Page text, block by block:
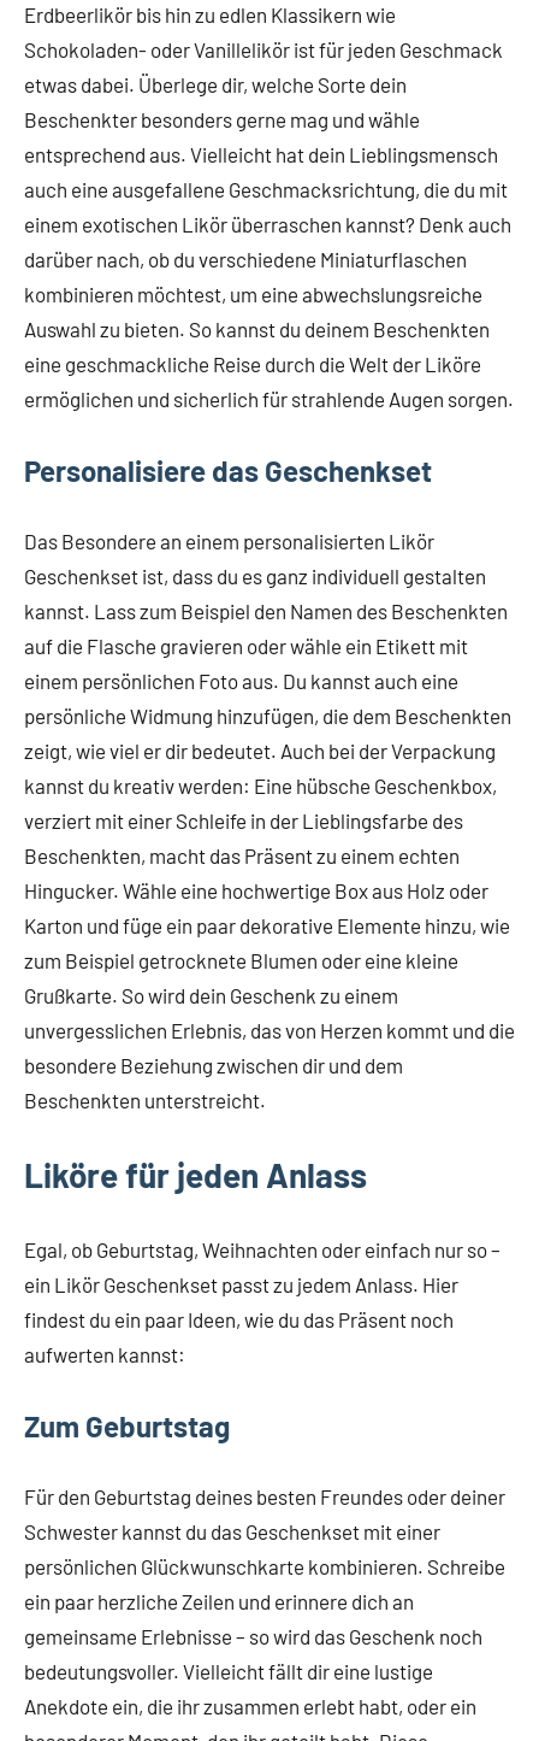
Erdbeerlikör bis hin zu edlen Klassikern wie
Schokoladen- oder Vanillelikör ist für jeden Geschmack
etwas dabei. Überlege dir, welche Sorte dein
Beschenkter besonders gerne mag und wähle
entsprechend aus. Vielleicht hat dein Lieblingsmensch
auch eine ausgefallene Geschmacksrichtung, die du mit
einem exotischen Likör überraschen kannst? Denk auch
darüber nach, ob du verschiedene Miniaturflaschen
kombinieren möchtest, um eine abwechslungsreiche
Auswahl zu bieten. So kannst du deinem Beschenkten
eine geschmackliche Reise durch die Welt der Liköre
ermöglichen und sicherlich für strahlende Augen sorgen.
Personalisiere das Geschenkset
Das Besondere an einem personalisierten Likör
Geschenkset ist, dass du es ganz individuell gestalten
kannst. Lass zum Beispiel den Namen des Beschenkten
auf die Flasche gravieren oder wähle ein Etikett mit
einem persönlichen Foto aus. Du kannst auch eine
persönliche Widmung hinzufügen, die dem Beschenkten
zeigt, wie viel er dir bedeutet. Auch bei der Verpackung
kannst du kreativ werden: Eine hübsche Geschenkbox,
verziert mit einer Schleife in der Lieblingsfarbe des
Beschenkten, macht das Präsent zu einem echten
Hingucker. Wähle eine hochwertige Box aus Holz oder
Karton und füge ein paar dekorative Elemente hinzu, wie
zum Beispiel getrocknete Blumen oder eine kleine
Grußkarte. So wird dein Geschenk zu einem
unvergesslichen Erlebnis, das von Herzen kommt und die
besondere Beziehung zwischen dir und dem
Beschenkten unterstreicht.
Liköre für jeden Anlass
Egal, ob Geburtstag, Weihnachten oder einfach nur so –
ein Likör Geschenkset passt zu jedem Anlass. Hier
findest du ein paar Ideen, wie du das Präsent noch
aufwerten kannst:
Zum Geburtstag
Für den Geburtstag deines besten Freundes oder deiner
Schwester kannst du das Geschenkset mit einer
persönlichen Glückwunschkarte kombinieren. Schreibe
ein paar herzliche Zeilen und erinnere dich an
gemeinsame Erlebnisse – so wird das Geschenk noch
bedeutungsvoller. Vielleicht fällt dir eine lustige
Anekdote ein, die ihr zusammen erlebt habt, oder ein